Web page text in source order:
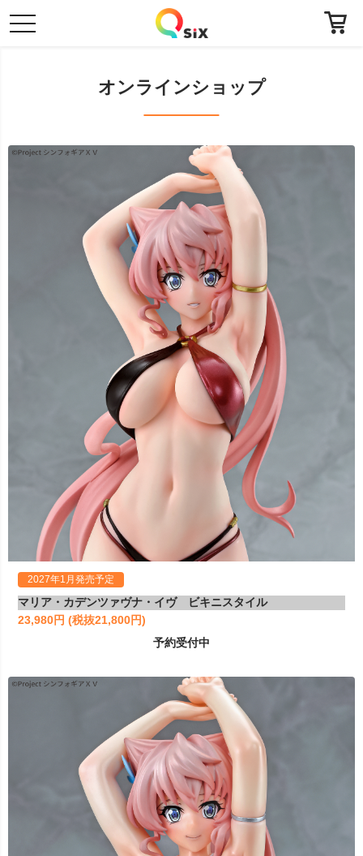
toggle
navigation
オンラインショップ
2027年1月発売予定
マリア・カデンツァヴナ・イヴ ビキニスタイル
23,980円 (税抜21,800円)
予約受付中